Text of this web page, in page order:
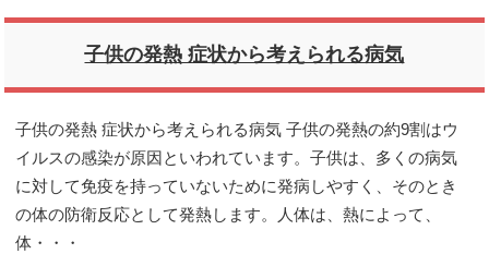
子供の発熱 症状から考えられる病気
子供の発熱 症状から考えられる病気 子供の発熱の約9割はウ
イルスの感染が原因といわれています。子供は、多くの病気
に対して免疫を持っていないために発病しやすく、そのとき
の体の防衛反応として発熱します。人体は、熱によって、
体・・・